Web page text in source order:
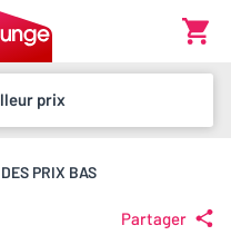
prix
PRIX BAS
Partager